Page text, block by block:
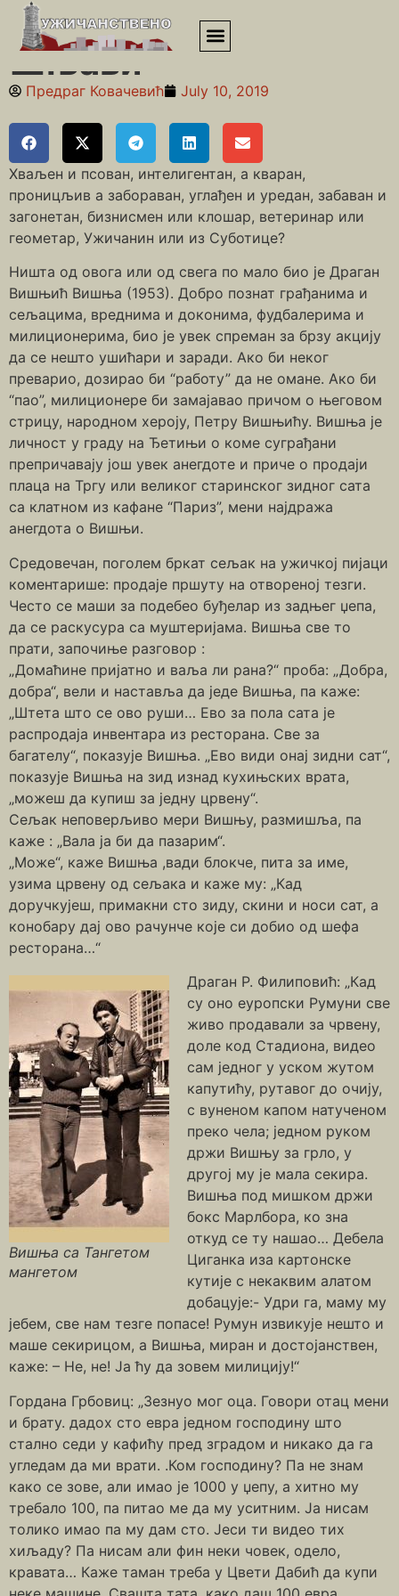
Почетна»Приповедања»Шњави
Шњави
Предраг Ковачевић July 10, 2019
Хваљен и псован, интелигентан, а кваран,
проницљив а забораван, углађен и уредан, забаван и
загонетан, бизнисмен или клошар, ветеринар или
геометар, Ужичанин или из Суботице?
Ништа од овога или од свега по мало био је Драган
Вишњић Вишња (1953). Добро познат грађанима и
сељацима, вреднима и доконима, фудбалерима и
милиционерима, био је увек спреман за брзу акцију
да се нешто ушићари и заради. Ако би неког
преварио, дозирао би “работу” да не омане. Ако би
“пао”, милиционере би замајавао причом о његовом
стрицу, народном хероју, Петру Вишњићу. Вишња је
личност у граду на Ђетињи о коме суграђани
препричавају још увек анегдоте и приче о продаји
плаца на Тргу или великог старинског зидног сата
са клатном из кафане “Париз”, мени најдража
анегдота о Вишњи.
Средовечан, поголем бркат сељак на ужичкој пијаци
коментарише: продаје пршуту на отвореној тезги.
Често се маши за подебео буђелар из задњег џепа,
да се раскусура са муштеријама. Вишња све то
прати, започиње разговор :
„Домаћине пријатно и ваља ли рана?“ проба: „Добра,
добра“, вели и наставља да једе Вишња, па каже:
„Штета што се ово руши… Ево за пола сата је
распродаја инвентара из ресторана. Све за
багателу“, показује Вишња. „Ево види онај зидни сат“,
показује Вишња на зид изнад кухињских врата,
„можеш да купиш за једну црвену“.
Сељак неповерљиво мери Вишњу, размишља, па
каже : „Вала ја би да пазарим“.
„Може“, каже Вишња ,вади блокче, пита за име,
узима црвену од сељака и каже му: „Кад
доручкујеш, примакни сто зиду, скини и носи сат, а
конобару дај ово рачунче које си добио од шефа
ресторана…“
Вишња са Тангетом
мангетом
Драган Р. Филиповић: „Кад
су оно еуропски Румуни све
живо продавали за чрвену,
доле код Стадиона, видео
сам једног у уском жутом
капутићу, рутавог до очију,
с вуненом капом натученом
преко чела; једном руком
држи Вишњу за грло, у
другој му је мала секира.
Вишња под мишком држи
бокс Марлбора, ко зна
откуд се ту нашао… Дебела
Циганка иза картонске
кутије с некаквим алатом
добацује:- Удри га, маму му
јебем, све нам тезге попасе! Румун извикује нешто и
маше секирицом, а Вишња, миран и достојанствен,
каже: – Не, не! Ја ћу да зовем милицију!“
Гордана Грбовиц: „Зезнуо мог оца. Говори отац мени
и брату. дадох сто евра једном господину што
стално седи у кафићу пред зградом и никако да га
угледам да ми врати. .Ком господину? Па не знам
како се зове, али имао је 1000 у џепу, а хитно му
требало 100, па питао ме да му уситним. Ја нисам
толико имао па му дам сто. Јеси ти видео тих
хиљаду? Па нисам али фин неки човек, одело,
кравата… Каже таман треба у Цвети Дабић да купи